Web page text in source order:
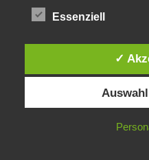
tut. Niemand muss
kostenlos. Anmeldung:
www.bibliothek-
19.30 Uhr, Bibliothek
SA, 24.10.2026
Essenziell
✓